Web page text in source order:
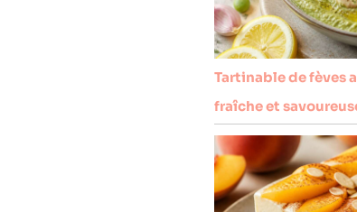
Tartinable de fèves
fraîche et